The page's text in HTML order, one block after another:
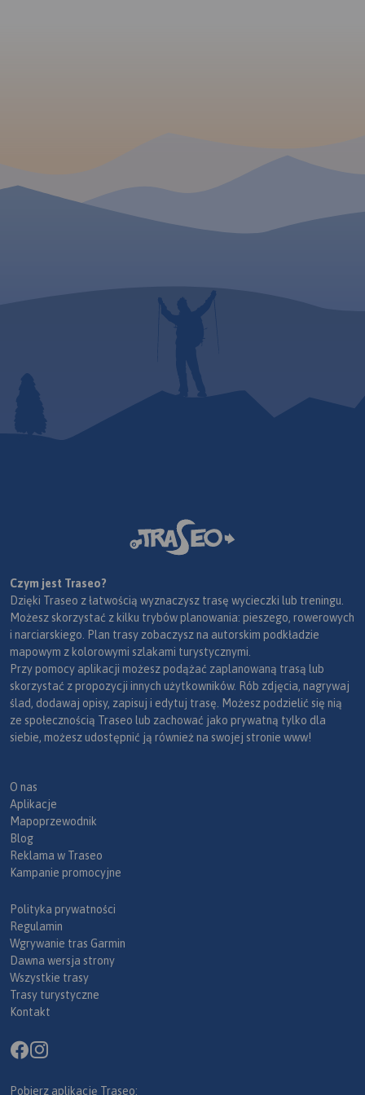
Czym jest Traseo?
Dzięki Traseo z łatwością wyznaczysz trasę wycieczki lub treningu.
Możesz skorzystać z kilku trybów planowania: pieszego, rowerowych
i narciarskiego. Plan trasy zobaczysz na autorskim podkładzie
mapowym z kolorowymi szlakami turystycznymi.
Przy pomocy aplikacji możesz podążać zaplanowaną trasą lub
skorzystać z propozycji innych użytkowników. Rób zdjęcia, nagrywaj
ślad, dodawaj opisy, zapisuj i edytuj trasę. Możesz podzielić się nią
ze społecznością Traseo lub zachować jako prywatną tylko dla
siebie, możesz udostępnić ją również na swojej stronie www!
O nas
Aplikacje
Mapoprzewodnik
Blog
Reklama w Traseo
Kampanie promocyjne
Polityka prywatności
Regulamin
Wgrywanie tras Garmin
Dawna wersja strony
Wszystkie trasy
Trasy turystyczne
Kontakt
Pobierz aplikację Traseo: